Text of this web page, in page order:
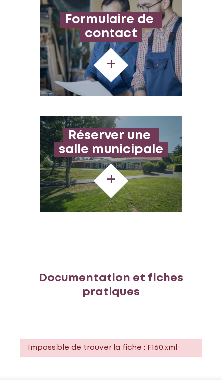
Formulaire de
contact
+
Réserver une
salle municipale
+
Documentation et fiches
pratiques
Impossible de trouver la fiche : F160.xml